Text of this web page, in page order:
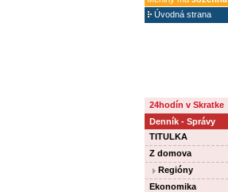
Úvodná strana
24hodín v Skratke
Denník - Správy
TITULKA
Z domova
Regióny
Ekonomika